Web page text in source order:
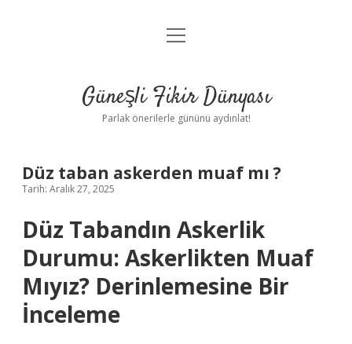
Anasayfa
Yasal Uyarı
menüyü
Güneşli Fikir Dünyası
Parlak önerilerle gününü aydınlat!
Düz taban askerden muaf mı ?
Tarih: Aralık 27, 2025
Düz Tabandın Askerlik
Durumu: Askerlikten Muaf
Mıyız? Derinlemesine Bir
İnceleme